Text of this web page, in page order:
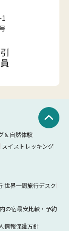
＆自然体験
スイストレッキング
世界一周旅行デスク
の宿最安比較・予約
情報保護方針